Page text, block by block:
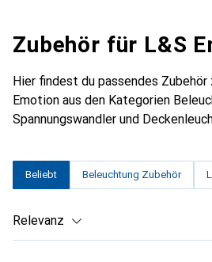
Zubehör für L&S
Hier findest du passendes
Emotion aus den Kategorien
Spannungswandler und
Beliebt Beleuchtung Zubehör
Relevanz